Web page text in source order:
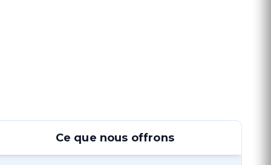
Ce que nous offrons